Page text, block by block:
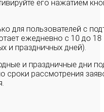
его нажатием
для пользователей с
ежедневно с 10 до
и праздничных дней).
и праздничные дни
сроки рассмотрения